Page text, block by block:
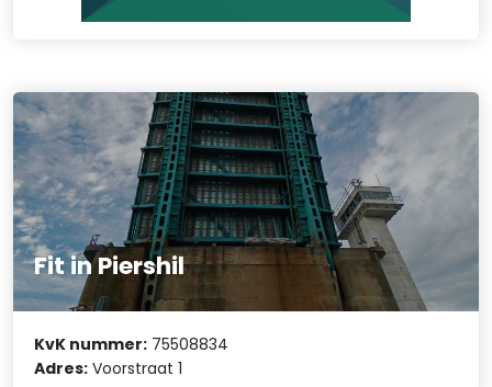
Fit in Piershil
KvK nummer: 75508834
Adres: Voorstraat 1